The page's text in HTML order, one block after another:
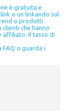
è gratuita e
o un linkando sul
o prodotti
che hanno
affiliato. Il tasso di
o guarda i